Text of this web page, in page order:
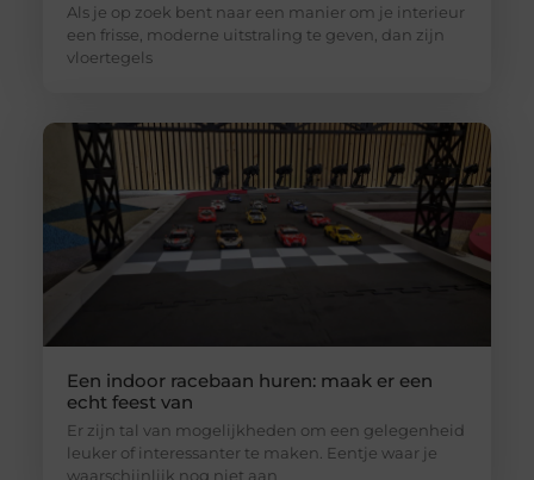
Als je op zoek bent naar een manier om je interieur
een frisse, moderne uitstraling te geven, dan zijn
vloertegels
Een indoor racebaan huren: maak er een
echt feest van
Er zijn tal van mogelijkheden om een gelegenheid
leuker of interessanter te maken. Eentje waar je
waarschijnlijk nog niet aan